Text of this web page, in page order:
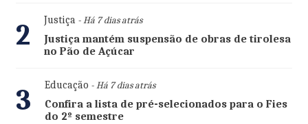
2 Justiça- Há 7 dias atrás
Justiça mantém suspensão de obras de tirolesa
no Pão de Açúcar
3 Educação - Há 7 dias atrás
Confira a lista de pré-selecionados para o Fies
do 2º semestre